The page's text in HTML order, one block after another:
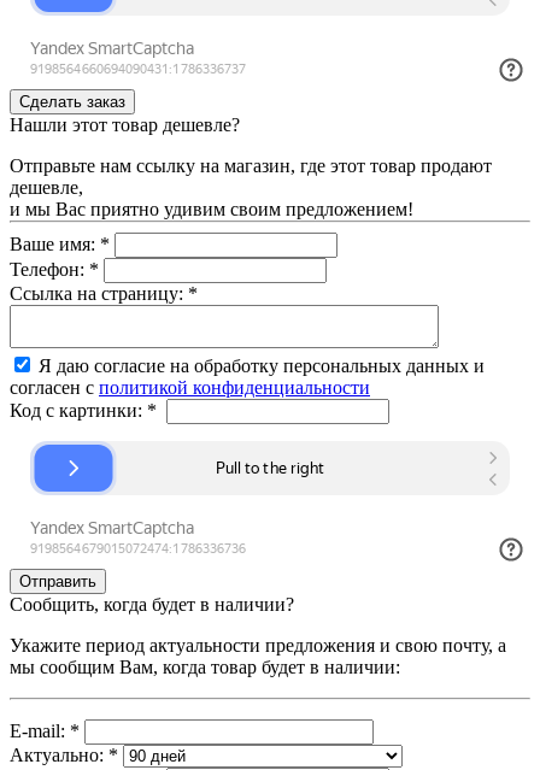
Нашли этот товар дешевле?
Отправьте нам ссылку на магазин, где этот товар продают
дешевле,
и мы Вас приятно удивим своим предложением!
Ваше имя: *
Телефон: *
Ссылка на страницу: *
Я даю согласие на обработку персональных данных и
согласен с политикой конфиденциальности
Код с картинки: *
Сообщить, когда будет в наличии?
Укажите период актуальности предложения и свою почту, а
мы сообщим Вам, когда товар будет в наличии:
E-mail: *
Актуально: *